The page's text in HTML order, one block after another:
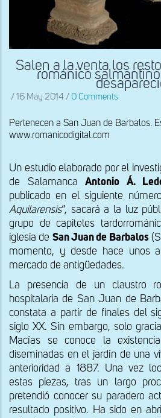
Salen a la venta los
románico
/ 16 May 2014 / 0 Comments
Pertenecen a San Juan de Barbalos.
www.romanicodigital.com
Un estudio elaborado por el
de Salamanca Antonio Á.
publicado en el siguiente
Aquilarensis”, sacará a la luz
grupo de capiteles
iglesia de San Juan de Barbalos
momento, y desde hace unos
mercado de antigüedades.
La presencia de un claustro
hospitalaria de San Juan de
constata a partir de finales del
siglo XX. Sin embargo, solo
Macías se conoce la
diseminadas en el jardín de una
anterioridad a 1887. Una vez
estas piezas, tras un largo
pretendió conocer su paradero
resultado positivo. Ha sido en